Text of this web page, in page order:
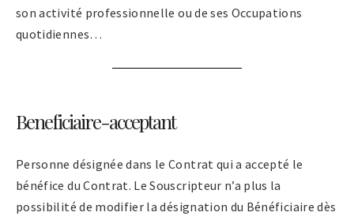
son activité professionnelle ou de ses Occupations
quotidiennes…
Beneficiaire-acceptant
Personne désignée dans le Contrat qui a accepté le
bénéfice du Contrat. Le Souscripteur n’a plus la
possibilité de modifier la désignation du Bénéficiaire dès